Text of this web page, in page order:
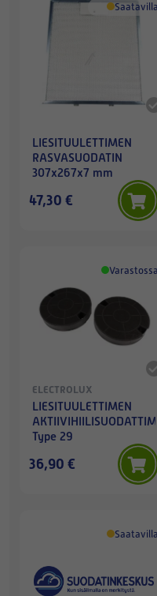
Saatavilla
LIESITUULETTIMEN
RASVASUODATIN
307x267x7 mm
47,30 €
Varastossa
ELECTROLUX
LIESITUULETTIMEN
Type 29
36,90 €
Saatavilla